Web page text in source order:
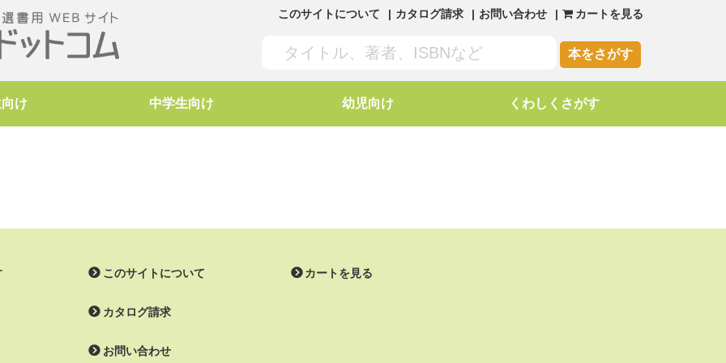
このサイトについて カタログ請求 お問い合わせ カートを見る
本をさがす
け 中学生向け 幼児向け くわしくさがす
このサイトについて
カタログ請求
お問い合わせ
カートを見る